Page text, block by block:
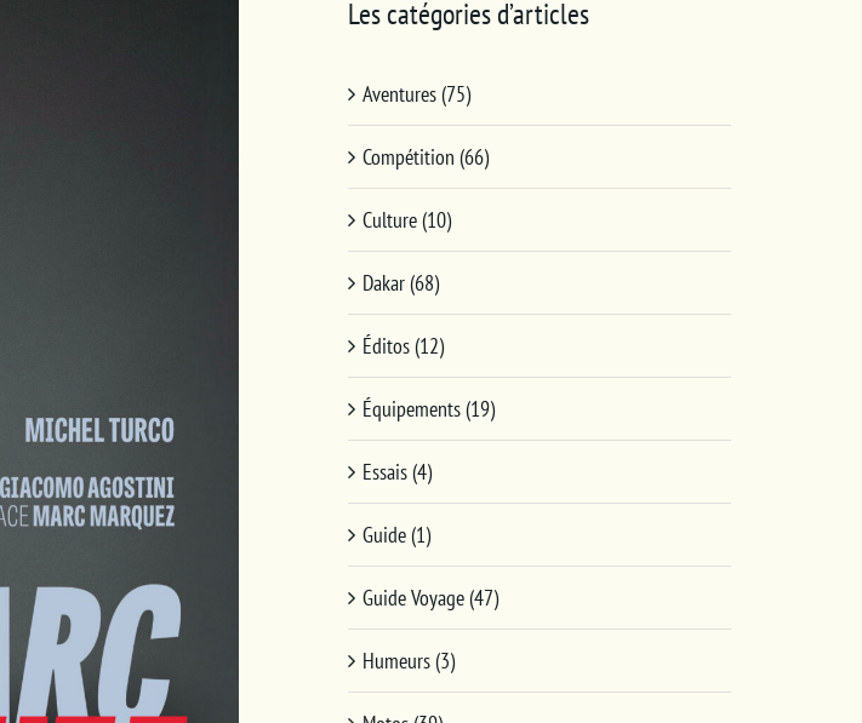
Les catégories d’articles
Aventures (75)
Compétition (66)
Culture (10)
Dakar (68)
Éditos (12)
Équipements (19)
Essais (4)
Guide (1)
Guide Voyage (47)
Humeurs (3)